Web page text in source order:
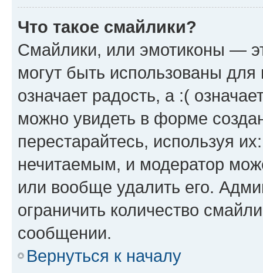
Что такое смайлики?
Смайлики, или эмотиконы —
могут быть использованы
означает радость, а :(
можно увидеть в форме
перестарайтесь, используя
нечитаемым, и модератор
или вообще удалить его.
ограничить количество
сообщении.
Вернуться к началу